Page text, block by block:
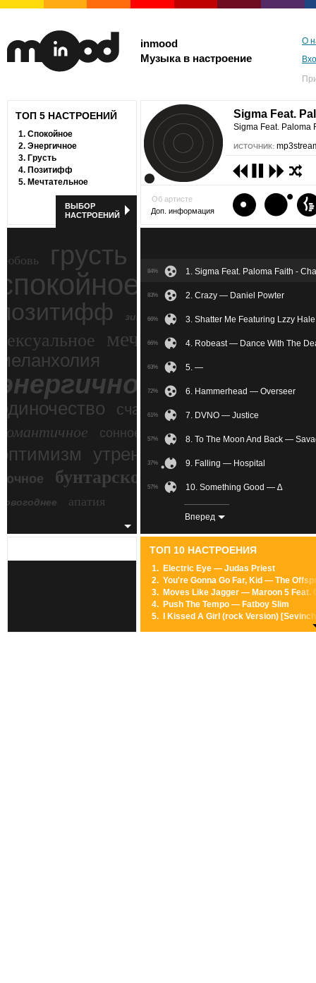
inmood
Музыка в настроение
О
ТОП 5 НАСТРОЕНИЙ
1. Спокойное
2. Энергичное
3. Грусть
4. Позитифф
5. Мечтательное
ВЫБОР
НАСТРОЕНИЙ
грусть
ностальгия
зимний экстрим
мечтательное
счастье
сонное
утреннее злость
бунтарское
беспокойное
апатия
Sigma Feat.
Sigma Feat. Paloma
ИСТОЧНИК:
Об артисте
Доп. информация
84% 1. Sigma Feat. Paloma Faith -
83% 2. Crazy — Daniel Powter
66% 3. Shatter Me Featuring Lzzy
66% 4. Robeast — Dance With The
63% 5. —
72% 6. Hammerhead — Overseer
61% 7. DVNO — Justice
57% 8. To The Moon And Back —
37% 9. Falling — Hospital
57% 10. Something Good — ∆
11. Memories — David Guetta
48% 12. Nothing Will Be Bigger Than
72% 14. Ivan Gough And Feenixpawl
66% 15. Oceana - Endless Summer
64% 16. A Demon's Fate — Within
Вперед
ТОП 10 НАСТРОЕНИЯ
1. Electric Eye — Judas Priest
2. You're Gonna Go Far, Kid — The
3. Moves Like Jagger — Maroon 5 Feat.
4. Push The Tempo — Fatboy Slim
5.
I Kissed A Girl (rock Version)
Pretty Fly (For A White Guy) —